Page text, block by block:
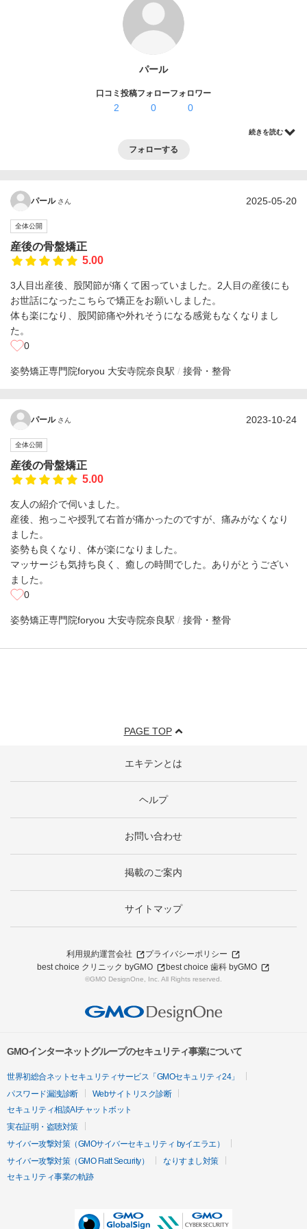
パール
口コミ投稿
2
フォロー
0
フォロワー
0
続きを読む
フォローする
パール さん 2025-05-20
全体公開
産後の骨盤矯正
5.00
3人目出産後、股関節が痛くて困っていました。2人目の産後にも
お世話になったこちらで矯正をお願いしました。
体も楽になり、股関節痛や外れそうになる感覚もなくなりまし
た。
0
姿勢矯正専門院foryou 大安寺院奈良駅 接骨・整骨
パール さん 2023-10-24
全体公開
産後の骨盤矯正
5.00
友人の紹介で伺いました。
産後、抱っこや授乳て右首が痛かったのですが、痛みがなくなり
ました。
姿勢も良くなり、体が楽になりました。
マッサージも気持ち良く、癒しの時間でした。ありがとうござい
ました。
0
姿勢矯正専門院foryou 大安寺院奈良駅 接骨・整骨
PAGE TOP
エキテンとは
ヘルプ
お問い合わせ
掲載のご案内
サイトマップ
利用規約運営会社
プライバシーポリシー
best choice クリニック byGMO
best choice 歯科 byGMO
©GMO DesignOne, Inc. All Rights reserved.
GMOインターネットグループのセキュリティ事業について
世界初総合ネットセキュリティサービス「GMOセキュリティ24」
パスワード漏洩診断
Webサイトリスク診断
セキュリティ相談AIチャットボット
実在証明・盗聴対策
サイバー攻撃対策（GMOサイバーセキュリティ byイエラエ）
サイバー攻撃対策（GMO Flatt Security）
なりすまし対策
セキュリティ事業の軌跡